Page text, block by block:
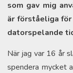
som gav mig
är förståeliga
datorspelande
När jag var 16 år
spendera mycket